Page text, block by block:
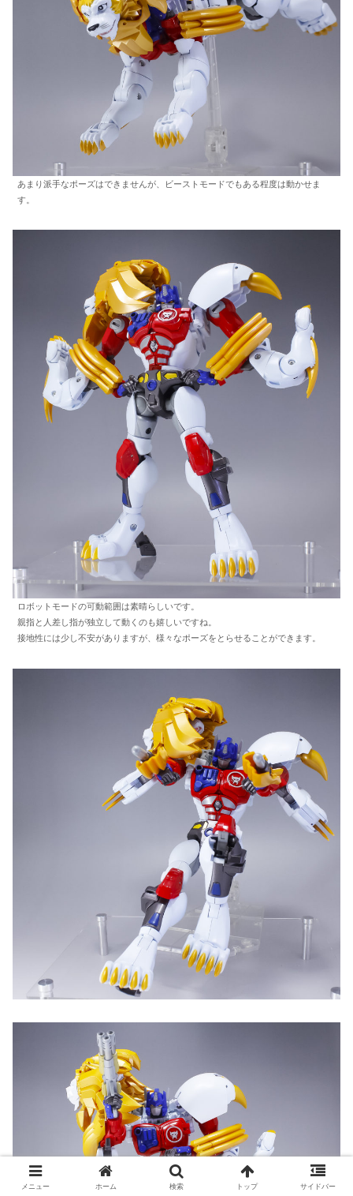
あまり派手なポーズはできませんが、ビーストモードでもある程度は動かせま
す。
ロボットモードの可動範囲は素晴らしいです。
親指と人差し指が独立して動くのも嬉しいですね。
接地性には少し不安がありますが、様々なポーズをとらせることができます。
メニュー ホーム 検索 トップ サイドバー